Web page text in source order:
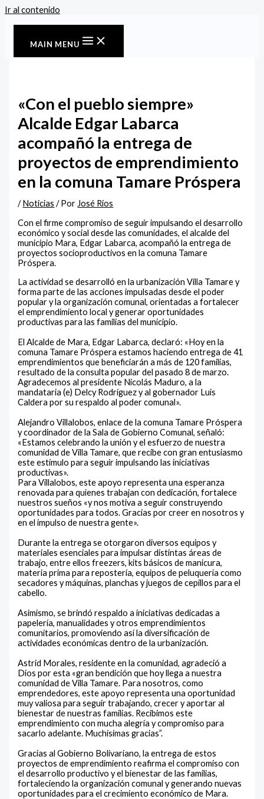
Ir al contenido
MAIN MENU
«Con el pueblo siempre»
‎Alcalde Edgar Labarca
acompañó la entrega de
proyectos de emprendimiento
en la comuna Tamare Próspera
/Noticias / Por José Rios
Con el firme compromiso de seguir impulsando el desarrollo
económico y social desde las comunidades, el alcalde del
municipio Mara, Edgar Labarca, acompañó la entrega de
proyectos socioproductivos en la comuna Tamare
Próspera.
La actividad se desarrolló en la urbanización Villa Tamare y
forma parte de las acciones impulsadas desde el poder
popular y la organización comunal, orientadas a fortalecer
el emprendimiento local y generar oportunidades
productivas para las familias del municipio.
‎El Alcalde de Mara, Edgar Labarca, declaró: «Hoy en la
comuna Tamare Próspera estamos haciendo entrega de 41
emprendimientos que beneficiarán a más de 120 familias,
resultado de la consulta popular del pasado 8 de marzo.
Agradecemos al presidente Nicolás Maduro, a la
mandataria (e) Delcy Rodríguez y al gobernador Luis
Caldera por su respaldo al poder comunal».
‎Alejandro Villalobos, enlace de la comuna Tamare Próspera
y coordinador de la Sala de Gobierno Comunal, señaló:
«Estamos celebrando la unión y el esfuerzo de nuestra
comunidad de Villa Tamare, que recibe con gran entusiasmo
este estímulo para seguir impulsando las iniciativas
productivas».
Para Villalobos, este apoyo representa una esperanza
renovada para quienes trabajan con dedicación, fortalece
nuestros sueños «y nos motiva a seguir construyendo
oportunidades para todos. Gracias por creer en nosotros y
en el impulso de nuestra gente».
‎Durante la entrega se otorgaron diversos equipos y
materiales esenciales para impulsar distintas áreas de
trabajo, entre ellos freezers, kits básicos de manicura,
materia prima para repostería, equipos de peluquería como
secadores y máquinas, planchas y juegos de cepillos para el
cabello.
‎Asimismo, se brindó respaldo a iniciativas dedicadas a
papelería, manualidades y otros emprendimientos
comunitarios, promoviendo así la diversificación de
actividades económicas dentro de la urbanización.
‎Astrid Morales, residente en la comunidad, agradeció a
Dios por esta «gran bendición que hoy llega a nuestra
comunidad de Villa Tamare. Para nosotros, como
emprendedores, este apoyo representa una oportunidad
muy valiosa para seguir trabajando, crecer y aportar al
bienestar de nuestras familias. Recibimos este
emprendimiento con mucha alegría y compromiso para
sacarlo adelante. Muchísimas gracias”.
‎Gracias al Gobierno Bolivariano, la entrega de estos
proyectos de emprendimiento reafirma el compromiso con
el desarrollo productivo y el bienestar de las familias,
fortaleciendo la organización comunal y generando nuevas
oportunidades para el crecimiento económico de Mara.